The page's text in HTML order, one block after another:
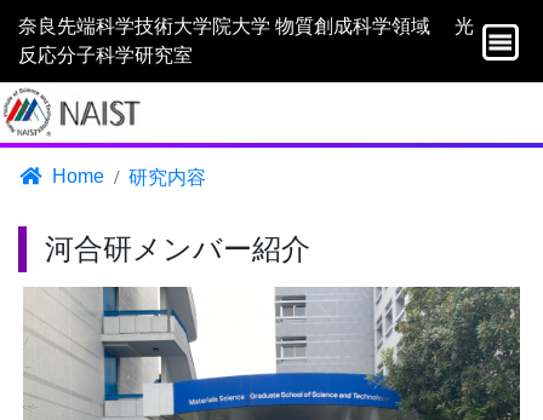
奈良先端科学技術大学院大学 物質創成科学領域 光
反応分子科学研究室
Home 研究内容
河合研メンバー紹介